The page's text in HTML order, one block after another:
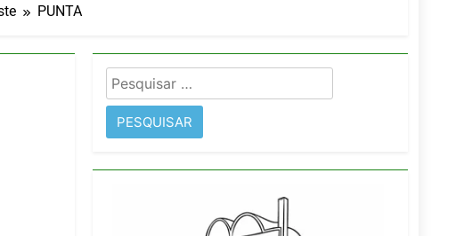
investimentos e fortalece infraestrutura
PUNTA
Pesquisar
por: